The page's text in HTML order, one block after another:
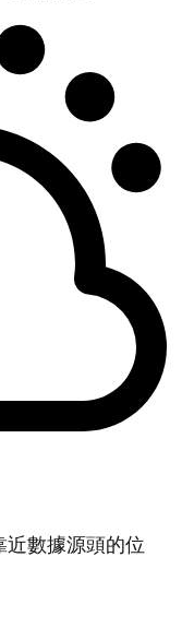
近數據源頭的位